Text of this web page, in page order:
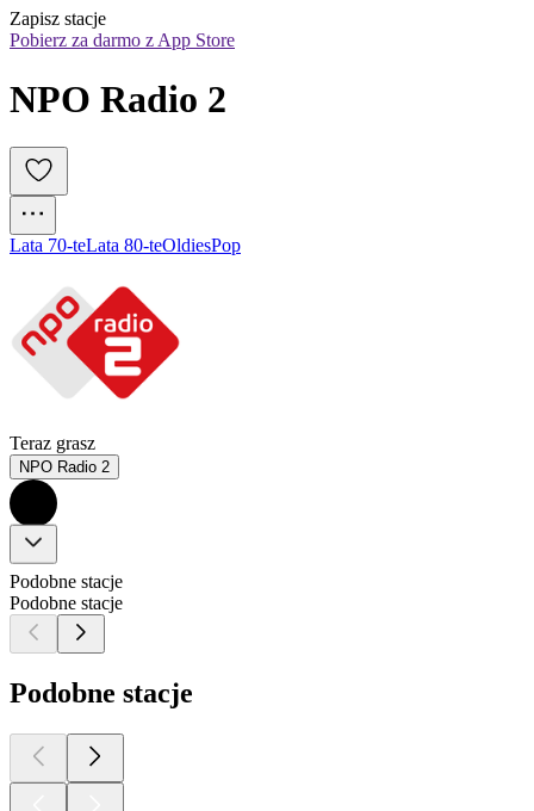
Zapisz stacje
Pobierz za darmo z App Store
NPO Radio 2
Lata 70-teLata 80-teOldiesPop
Teraz grasz
NPO Radio 2
Podobne stacje
Podobne stacje
Podobne stacje